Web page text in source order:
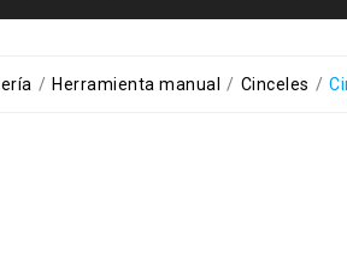
Herramienta manual Cinceles